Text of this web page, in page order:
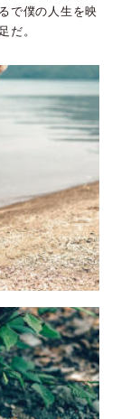
で僕の人生を映
だ。